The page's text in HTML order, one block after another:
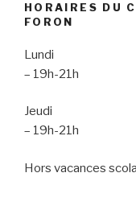
HORAIRES DU
FORON
Lundi
– 19h-21h
Jeudi
– 19h-21h
Hors vacances